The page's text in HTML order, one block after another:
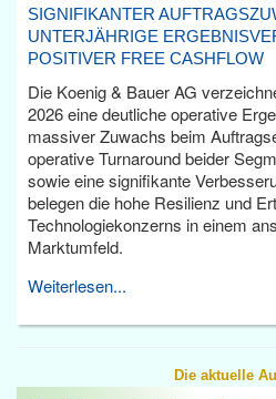
SIGNIFIKANTER
UNTERJÄHRIGE
POSITIVER FREE CASHFLOW
Die Koenig & Bauer AG
2026 eine deutliche operative
massiver Zuwachs beim
operative Turnaround beider
sowie eine signifikante
belegen die hohe Resilienz und
Technologiekonzerns in einem
Marktumfeld.
Weiterlesen...
Die aktuelle